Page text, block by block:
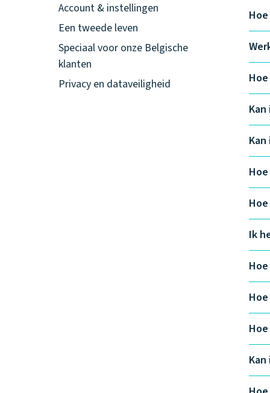
Account & instellingen
Een tweede leven
Speciaal voor onze Belgische
klanten
Privacy en dataveiligheid
Ik